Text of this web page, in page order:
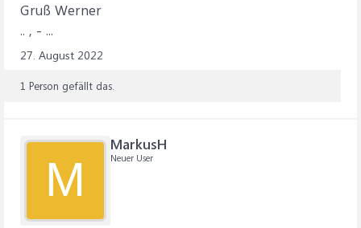
Gruß Werner
.. , - ...
27. August 2022
1 Person gefällt das.
M
MarkusH
Neuer User